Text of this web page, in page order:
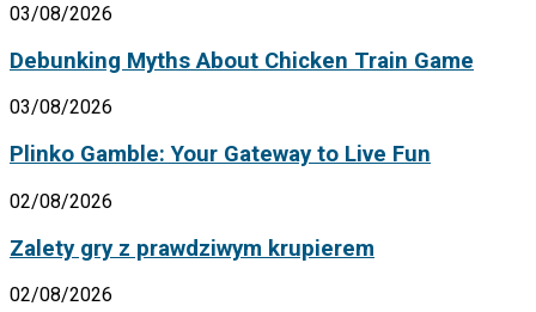
03/08/2026
Debunking Myths About Chicken Train Game
03/08/2026
Plinko Gamble: Your Gateway to Live Fun
02/08/2026
Zalety gry z prawdziwym krupierem
02/08/2026